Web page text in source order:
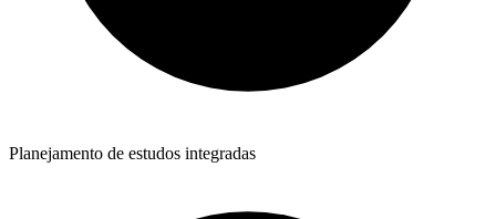
Planejamento de estudos integradas